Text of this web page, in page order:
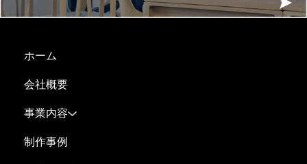
ホーム
会社概要
事業内容
制作事例